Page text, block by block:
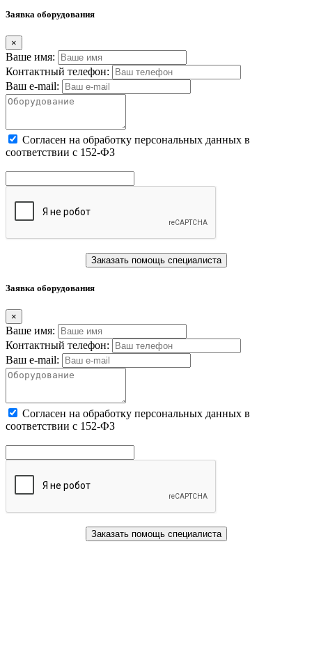
Заявка оборудования
×
Ваше имя:
Контактный телефон:
Ваш e-mail:
Cогласен на обработку персональных данных в
соответствии с 152-ФЗ
Заказать помощь специалиста
Заявка оборудования
×
Ваше имя:
Контактный телефон:
Ваш e-mail:
Cогласен на обработку персональных данных в
соответствии с 152-ФЗ
Заказать помощь специалиста